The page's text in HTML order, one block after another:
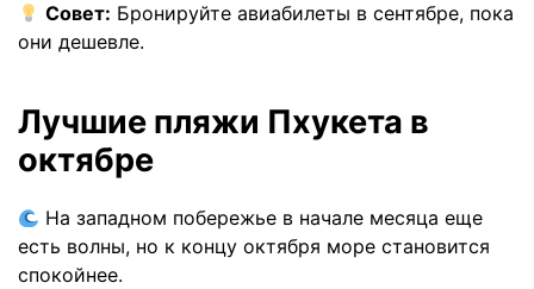
Совет: Бронируйте авиабилеты в сентябре, пока
они дешевле.
Лучшие пляжи Пхукета в
октябре
На западном побережье в начале месяца еще
есть волны, но к концу октября море становится
спокойнее.